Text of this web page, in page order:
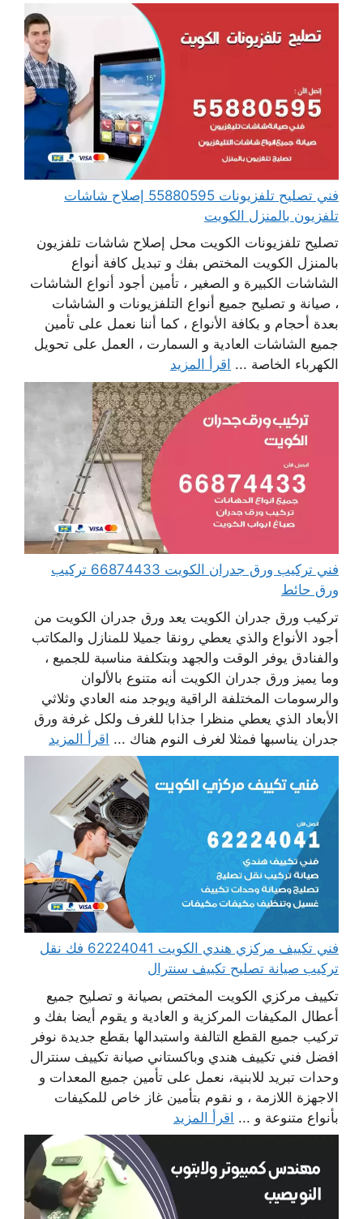
فني تصليح تلفزيونات 55880595 إصلاح شاشات
تلفزيون بالمنزل الكويت
تصليح تلفزيونات الكويت محل إصلاح شاشات تلفزيون
بالمنزل الكويت المختص بفك و تبديل كافة أنواع
الشاشات الكبيرة و الصغير ، تأمين أجود أنواع الشاشات
، صيانة و تصليح جميع أنواع التلفزيونات و الشاشات
بعدة أحجام و بكافة الأنواع ، كما أننا نعمل على تأمين
جميع الشاشات العادية و السمارت ، العمل على تحويل
الكهرباء الخاصة ... اقرأ المزيد
فني تركيب ورق جدران الكويت 66874433 تركيب
ورق حائط
تركيب ورق جدران الكويت يعد ورق جدران الكويت من
أجود الأنواع والذي يعطي رونقا جميلا للمنازل والمكاتب
والفنادق يوفر الوقت والجهد وبتكلفة مناسبة للجميع ،
وما يميز ورق جدران الكويت أنه متنوع بالألوان
والرسومات المختلفة الراقية ويوجد منه العادي وثلاثي
الأبعاد الذي يعطي منظرا جذابا للغرف ولكل غرفة ورق
جدران يناسبها فمثلا لغرف النوم هناك ... اقرأ المزيد
فني تكييف مركزي هندي الكويت 62224041 فك نقل
تركيب صيانة تصليح تكييف سنترال
تكييف مركزي الكويت المختص بصيانة و تصليح جميع
أعطال المكيفات المركزية و العادية و يقوم أيضا بفك و
تركيب جميع القطع التالفة واستبدالها بقطع جديدة نوفر
افضل فني تكييف هندي وباكستاني صيانة تكييف سنترال
وحدات تبريد للابنية، نعمل على تأمين جميع المعدات و
الاجهزة اللازمة ، و نقوم بتأمين غاز خاص للمكيفات
بأنواع متنوعة و ... اقرأ المزيد